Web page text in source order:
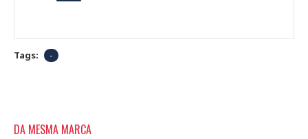
Tags: -
DA MESMA MARCA